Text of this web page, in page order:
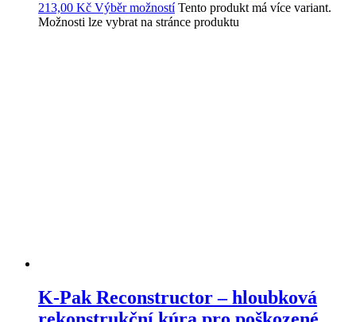
213,00 Kč Výběr možností Tento produkt má více variant.
Možnosti lze vybrat na stránce produktu
K-Pak Reconstructor – hloubková